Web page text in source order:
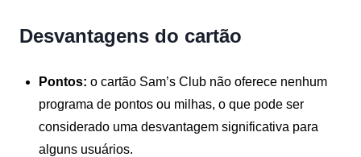
Desvantagens do cartão
Pontos: o cartão Sam’s Club não oferece nenhum
programa de pontos ou milhas, o que pode ser
considerado uma desvantagem significativa para
alguns usuários.